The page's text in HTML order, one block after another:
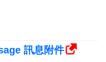
訊息附件